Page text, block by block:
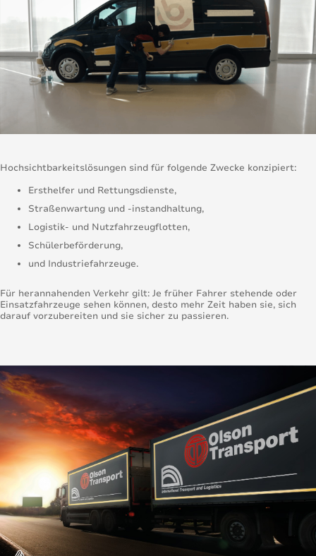
Hochsichtbarkeitslösungen sind für folgende Zwecke konzipiert:
Ersthelfer und Rettungsdienste,
Straßenwartung und -instandhaltung,
Logistik- und Nutzfahrzeugflotten,
Schülerbeförderung,
und Industriefahrzeuge.
Für herannahenden Verkehr gilt: Je früher Fahrer stehende oder
Einsatzfahrzeuge sehen können, desto mehr Zeit haben sie, sich
darauf vorzubereiten und sie sicher zu passieren.